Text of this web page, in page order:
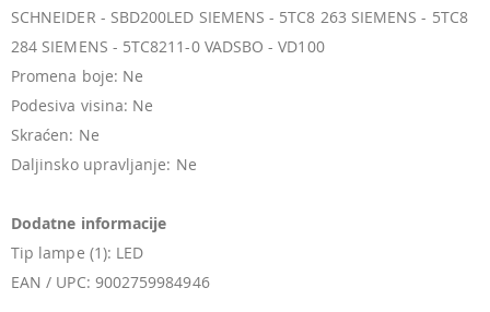
SCHNEIDER - SBD200LED SIEMENS - 5TC8 263 SIEMENS - 5TC8
284 SIEMENS - 5TC8211-0 VADSBO - VD100
Promena boje: Ne
Podesiva visina: Ne
Skraćen: Ne
Daljinsko upravljanje: Ne
Dodatne informacije
Tip lampe (1): LED
EAN / UPC: 9002759984946